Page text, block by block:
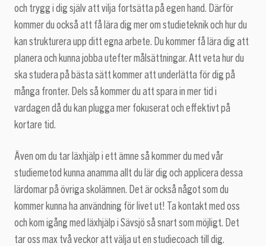
och trygg i dig själv att vilja fortsätta på egen hand. Därför
kommer du också att få lära dig mer om studieteknik och hur du
kan strukturera upp ditt egna arbete. Du kommer få lära dig att
planera och kunna jobba utefter målsättningar. Att veta hur du
ska studera på bästa sätt kommer att underlätta för dig på
många fronter. Dels så kommer du att spara in mer tid i
vardagen då du kan plugga mer fokuserat och effektivt på
kortare tid.
Även om du tar läxhjälp i ett ämne så kommer du med vår
studiemetod kunna anamma allt du lär dig och applicera dessa
lärdomar på övriga skolämnen. Det är också något som du
kommer kunna ha användning för livet ut! Ta kontakt med oss
och kom igång med läxhjälp i Sävsjö så snart som möjligt. Det
tar oss max två veckor att välja ut en studiecoach till dig.